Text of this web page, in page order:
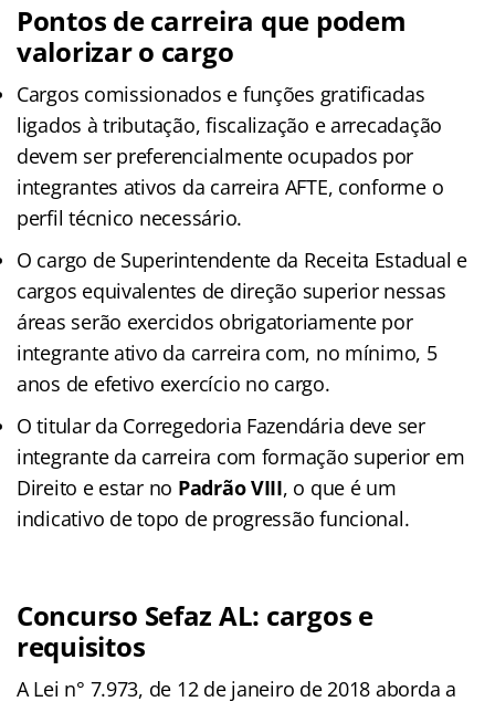
Pontos de carreira que podem
valorizar o cargo
Cargos comissionados e funções gratificadas
ligados à tributação, fiscalização e arrecadação
devem ser preferencialmente ocupados por
integrantes ativos da carreira AFTE, conforme o
perfil técnico necessário.
O cargo de Superintendente da Receita Estadual e
cargos equivalentes de direção superior nessas
áreas serão exercidos obrigatoriamente por
integrante ativo da carreira com, no mínimo, 5
anos de efetivo exercício no cargo.
O titular da Corregedoria Fazendária deve ser
integrante da carreira com formação superior em
Direito e estar no Padrão VIII, o que é um
indicativo de topo de progressão funcional.
Concurso Sefaz AL: cargos e
requisitos
A Lei n° 7.973, de 12 de janeiro de 2018 aborda a